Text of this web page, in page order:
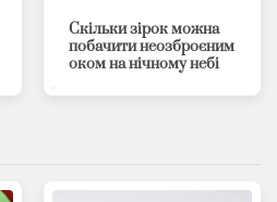
Скільки зірок можна
побачити неозброєним
оком на нічному небі